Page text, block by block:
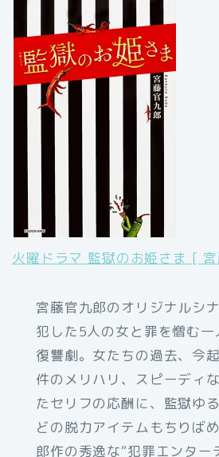
火曜ドラマ 監獄のお姫さま [
宮藤官九郎のオリジナルシ
犯した5人の女と罪を憎む
復讐劇。女たちの過去、今
件のメリハリ、スピーディ
たセリフの応酬に、監獄ゆ
どの脱力アイテムもちりば
郎作の秀逸な“犯罪エンター